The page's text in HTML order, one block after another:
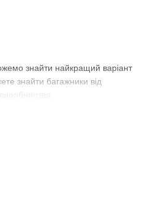
знайти найкращий варіант
знайти багажники від